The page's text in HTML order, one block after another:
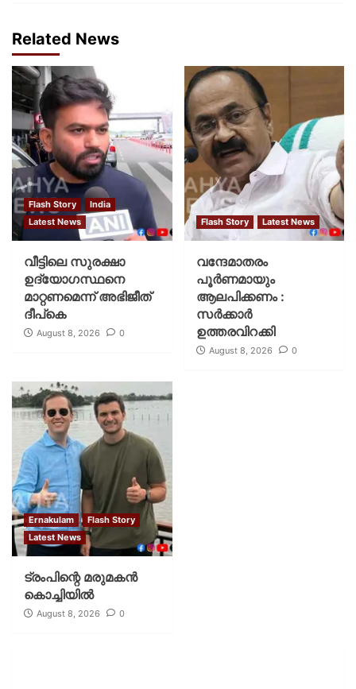
Related News
Flash Story
India
Latest News
വീട്ടിലെ സുരക്ഷാ
ഉദ്യോഗസ്ഥനെ
മാറ്റണമെന്ന് അഭിജീത്
ദീപ്‌കെ
August 8, 2026 0
Flash Story Latest News
വന്ദേമാതരം
പൂര്‍ണമായും
ആലപിക്കണം :
സര്‍ക്കാര്‍
ഉത്തരവിറക്കി
August 8, 2026 0
Ernakulam
Flash Story
Latest News
ട്രംപിന്റെ മരുമകന്‍
കൊച്ചിയില്‍
August 8, 2026 0